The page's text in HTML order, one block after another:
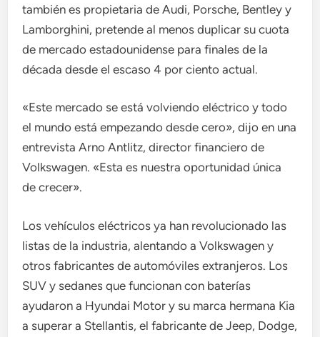
también es propietaria de Audi, Porsche, Bentley y
Lamborghini, pretende al menos duplicar su cuota
de mercado estadounidense para finales de la
década desde el escaso 4 por ciento actual.
«Este mercado se está volviendo eléctrico y todo
el mundo está empezando desde cero», dijo en una
entrevista Arno Antlitz, director financiero de
Volkswagen. «Esta es nuestra oportunidad única
de crecer».
Los vehículos eléctricos ya han revolucionado las
listas de la industria, alentando a Volkswagen y
otros fabricantes de automóviles extranjeros. Los
SUV y sedanes que funcionan con baterías
ayudaron a Hyundai Motor y su marca hermana Kia
a superar a Stellantis, el fabricante de Jeep, Dodge,